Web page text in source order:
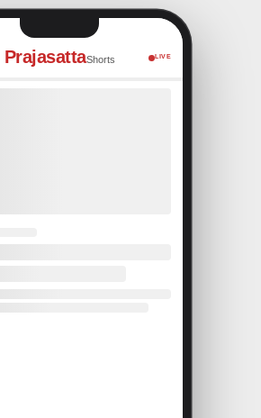
PrajasattaShorts LIVE